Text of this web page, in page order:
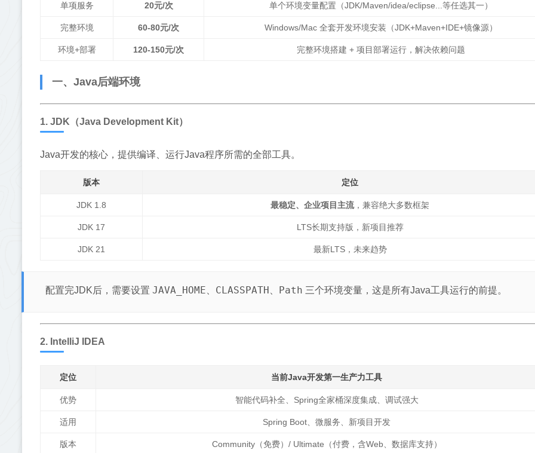
单项服务 20元/次 单个环境变量配置（JDK/Maven/idea/eclipse...等任选其一）
完整环境 60-80元/次 Windows/Mac 全套开发环境安装（JDK+Maven+IDE+镜像源）
环境+部署 120-150元/次 完整环境搭建 + 项目部署运行，解决依赖问题
一、Java后端环境
1. JDK（Java Development Kit）
Java开发的核心，提供编译、运行Java程序所需的全部工具。
版本 定位
JDK 1.8 最稳定、企业项目主流，兼容绝大多数框架
JDK 17 LTS长期支持版，新项目推荐
JDK 21 最新LTS，未来趋势
配置完JDK后，需要设置 JAVA_HOME CLASSPATH Path 三个环境变量，这是所有Java工具运行的前提。
2. IntelliJ IDEA
定位 当前Java开发第一生产力工具
优势 智能代码补全、Spring全家桶深度集成、调试强大
适用 Spring Boot、微服务、新项目开发
版本 Community（免费）/ Ultimate（付费，含Web、数据库支持）